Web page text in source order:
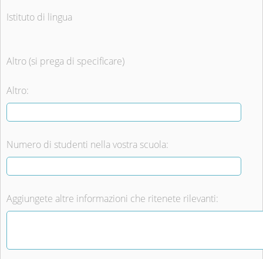
Istituto di lingua
Altro (si prega di specificare)
Altro:
Numero di studenti nella vostra scuola:
Aggiungete altre informazioni che ritenete rilevanti: